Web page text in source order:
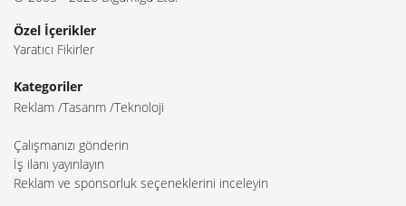
Özel İçerikler
Yaratıcı Fikirler
Kategoriler
Reklam Tasarım Teknoloji
Çalışmanızı gönderin
İş ilanı yayınlayın
Reklam ve sponsorluk seçeneklerini inceleyin